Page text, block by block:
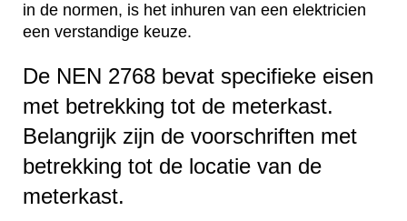
in de normen, is het inhuren van een elektricien
een verstandige keuze.
De NEN 2768 bevat specifieke eisen
met betrekking tot de meterkast.
Belangrijk zijn de voorschriften met
betrekking tot de locatie van de
meterkast.